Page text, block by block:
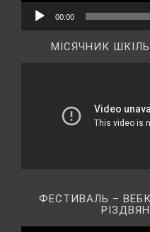
00:00
МІСЯЧНИК
ФЕСТИВАЛЬ –